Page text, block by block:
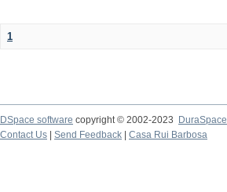
1
DSpace software copyright © 2002-2023
DuraSpace
Contact Us
Send Feedback Casa Rui Barbosa